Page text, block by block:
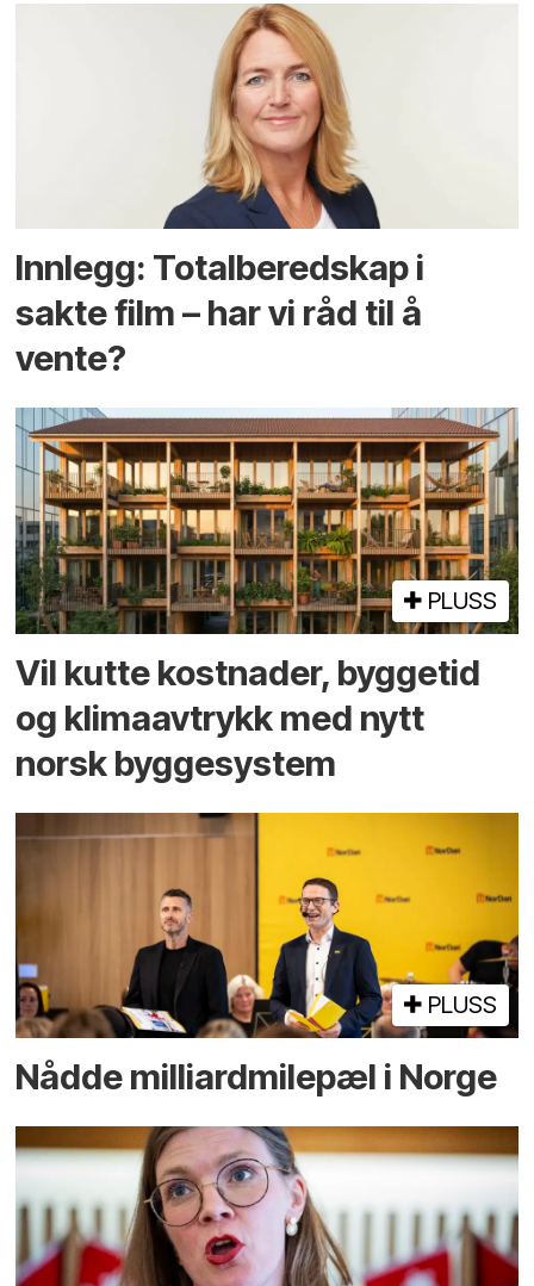
Innlegg: Totalberedskap i
sakte film – har vi råd til å
vente?
PLUSS
Vil kutte kostnader, byggetid
og klima­avtrykk med nytt
norsk bygge­system
PLUSS
Nådde milliard­­milepæl i Norge